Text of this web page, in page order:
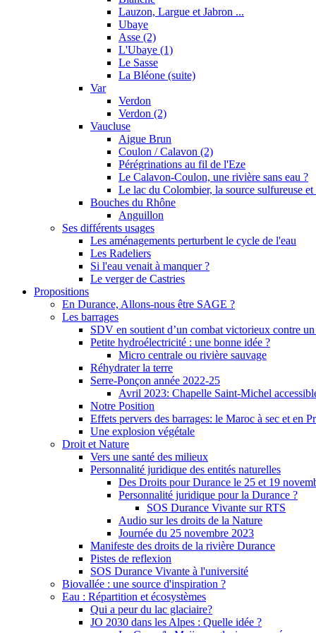
Lauzon, Largue et Jabron ...
Ubaye
Asse (2)
L'Ubaye (1)
Le Sasse
La Bléone (suite)
Var
Verdon
Verdon (2)
Vaucluse
Aigue Brun
Coulon / Calavon (2)
Pérégrinations au fil de l'Eze
Le Calavon-Coulon, une rivière sans eau ?
Le lac du Colombier, la source sulfureuse
Bouches du Rhône
Anguillon
Ses différents usages
Les aménagements perturbent le cycle de l'eau
Les Radeliers
Si l'eau venait à manquer ?
Le verger de Castries
Propositions
En Durance, Allons-nous être SAGE ?
Les barrages
SDV en soutient d’un combat victorieux contre un
Petite hydroélectricité : une bonne idée ?
Micro centrale ou rivière sauvage
Réhydrater la terre
Serre-Ponçon année 2022-25
Avril 2023: Chapelle Saint-Michel
Notre Position
Effets pervers des barrages: le Maroc à sec et en
Une explosion végétale
Droit et Nature
Vers une santé des milieux
Personnalité juridique des entités naturelles
Des Droits pour Durance le 25 et 19
Personnalité juridique pour la Durance ?
SOS Durance Vivante sur RTS
Audio sur les droits de la Nature
Journée du 25 novembre 2023
Manifeste des droits de la rivière Durance
Pistes de reflexion
SOS Durance Vivante à l'université
Biovallée : une source d'inspiration ?
Eau : Répartition et écosystèmes
Qui a peur du lac glaciaire?
JO 2030 dans les Alpes : Quelle idée ?